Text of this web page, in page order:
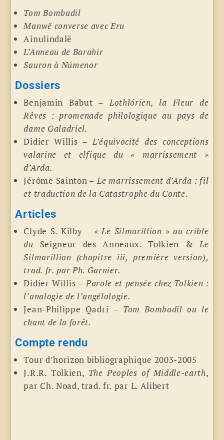
Tom Bombadil
Manwë converse avec Eru
Ainulindalë
L’Anneau de Barahir
Sauron à Númenor
Dossiers
Benjamin Babut –Lothlórien, la Fleur de
Rêves : promenade philologique au pays de
dame Galadriel.
Didier Willis –L’équivocité des conceptions
valarine et elfique du « marrisse­ment »
d’Arda.
Jérôme Sainton –Le marrissement d’Arda : fil
et traduction de la Catastrophe du Conte.
Articles
Clyde S. Kilby – « Le Silmarillion » au crible
du Seigneur des Anneaux. Tolkien &Le
Silmarillion (chapitre iii, première version),
trad. fr. par Ph. Garnier.
Didier Willis –Parole et pensée chez Tolkien :
l’analogie de l’angélologie.
Jean-Philippe Qadri – Tom Bombadil ou le
chant de la forêt.
Compte rendu
Tour d’horizon bibliographique 2003-2005
J.R.R. Tolkien, The Peoples of Middle-earth,
par Ch. Noad, trad. fr. par L. Alibert